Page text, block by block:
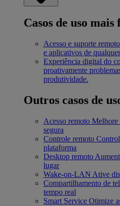
Casos de uso mais
Acesso e suporte remoto
e aplicativos de
Experiência digital do
proativamente
produtividade.
Outros casos de
Acesso remoto Melhore
segura
Controle remoto
plataforma
Desktop remoto
lugar
Wake-on-LAN Ative
Compartilhamento de
tempo real
Smart Service Otimize